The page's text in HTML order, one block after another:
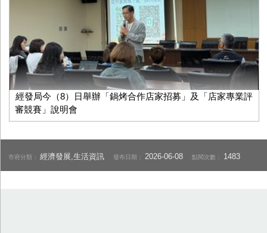
經發局今（8）日舉辦「鍋烤合作店家招募」及「店家專業評
審競賽」說明會
市府分類：經濟發展,生活資訊 發布日期： 2026-06-08 點閱次數： 1483